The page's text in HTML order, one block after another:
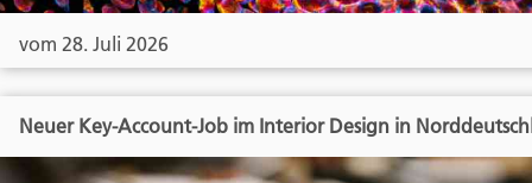
vom 28. Juli 2026
Neuer Key-Account-Job im Interior Design in